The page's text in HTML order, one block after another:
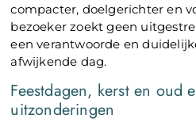
compacter, doelgerichter en
bezoeker zoekt geen
een verantwoorde en
afwijkende dag.
Feestdagen, kerst en oud
uitzonderingen